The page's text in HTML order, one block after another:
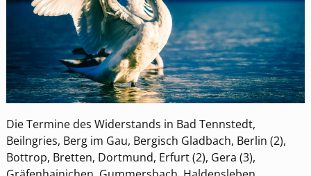
Die Termine des Widerstands in Bad Tennstedt,
Beilngries, Berg im Gau, Bergisch Gladbach, Berlin (2),
Bottrop, Bretten, Dortmund, Erfurt (2), Gera (3),